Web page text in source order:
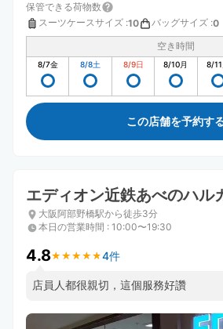
保管できる荷物数
スーツケースサイズ :10 バッグサイズ :0
空き時間
8/7金 8/8土 8/9日 8/10月 8/11
この店舗を予約す
エディオン近鉄あべのハル
大阪阿部野橋駅から徒歩3分
本日の営業時間 : 10:00〜19:30
4.8★ ★ ★ ★ ★
★ ★ ★ ★ ★ 4件
店員人都很親切，這個服務好讚